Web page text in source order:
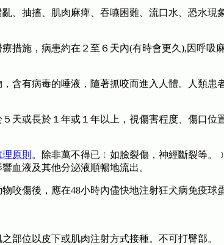
、抽搐、肌肉麻痺、吞嚥困難、流口水、恐水現
措施，病患約在２至６天內(有時會更久),因呼吸
含有病毒的唾液，隨著抓咬而進入人體。人類患
天或長於１年或１年以上，視傷害程度、傷口位
原則 。除非萬不得已﹝如臉裂傷，神經斷裂等
血液及其他分泌液順暢地流出。
咬傷後，應在48小時內儘快地注射狂犬病免疫
部位以皮下或肌肉注射方式接種。不可打臀部。